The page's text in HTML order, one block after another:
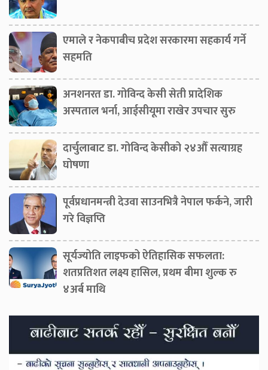
एमाले र नेकपाबीच प्रदेश सरकारमा सहकार्य गर्ने
सहमति
अनशनरत डा. गोविन्द केसी सेती प्रादेशिक
अस्पताल भर्ना, आईसीयूमा राखेर उपचार सुरु
दार्चुलाबाट डा. गोविन्द केसीको २४औँ सत्याग्रह
घोषणा
पूर्वप्रधानमन्त्री देउवा साउनभित्रै नेपाल फर्कने, जारी
गरे विज्ञप्ति
सूर्यज्योति लाइफको ऐतिहासिक सफलता:
शतप्रतिशत लक्ष्य हासिल, प्रथम बीमा शुल्क रु
४अर्ब माथि